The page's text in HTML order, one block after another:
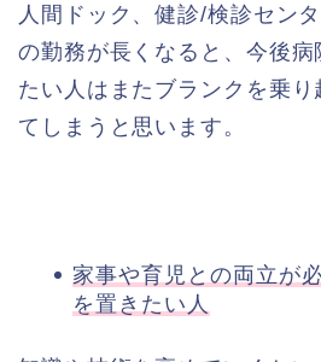
人間ドック、健診/検診セン
の勤務が長くなると、今後病
たい人はまたブランクを乗
てしまうと思います。
家事や育児との両立が
を置きたい人